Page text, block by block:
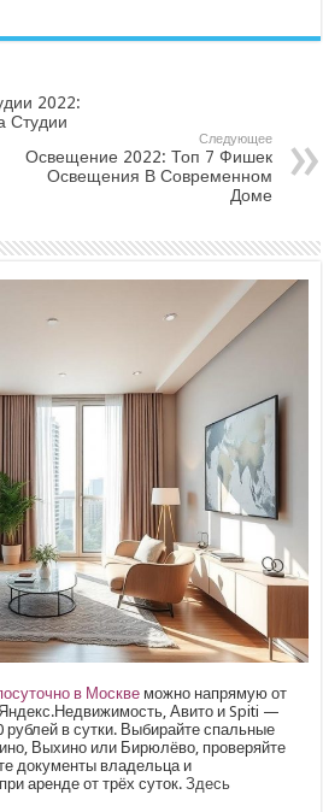
2022:
Студии
Следующее
Освещение 2022: Топ 7 Фишек
Освещения В Современном
Доме
в Москве можно напрямую от
Авито и Spiti —
рублей в сутки. Выбирайте спальные
Выхино или Бирюлёво, проверяйте
документы владельца и
аренде от трёх суток.Здесь